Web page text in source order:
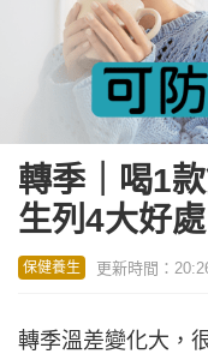
轉季｜喝1
生列4大好
保健養生 更新時間：
轉季溫差變化大，